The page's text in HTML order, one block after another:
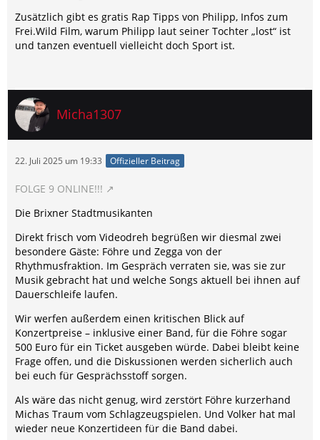
Zusätzlich gibt es gratis Rap Tipps von Philipp, Infos zum
Frei.Wild Film, warum Philipp laut seiner Tochter „lost“ ist
und tanzen eventuell vielleicht doch Sport ist.
Micha1307
22. Juli 2025 um 19:33 Offizieller Beitrag
FOLGE 9 ONLINE!!!
Die Brixner Stadtmusikanten
Direkt frisch vom Videodreh begrüßen wir diesmal zwei
besondere Gäste: Föhre und Zegga von der
Rhythmusfraktion. Im Gespräch verraten sie, was sie zur
Musik gebracht hat und welche Songs aktuell bei ihnen auf
Dauerschleife laufen.
Wir werfen außerdem einen kritischen Blick auf
Konzertpreise – inklusive einer Band, für die Föhre sogar
500 Euro für ein Ticket ausgeben würde. Dabei bleibt keine
Frage offen, und die Diskussionen werden sicherlich auch
bei euch für Gesprächsstoff sorgen.
Als wäre das nicht genug, wird zerstört Föhre kurzerhand
Michas Traum vom Schlagzeugspielen. Und Volker hat mal
wieder neue Konzertideen für die Band dabei.